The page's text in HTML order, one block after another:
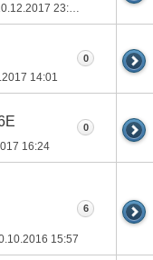
23:35
14:01
0
16:24
0
15:57
6